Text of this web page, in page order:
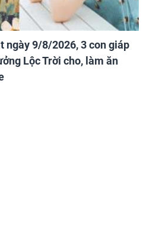
ngày 9/8/2026, 3 con giáp
Lộc Trời cho, làm ăn